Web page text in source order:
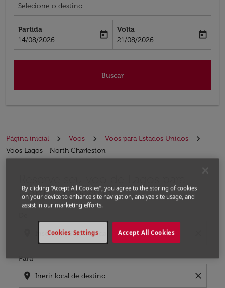
Selecione o destino
Partida
fc-booking-departure-date-aria-label
14/08/2026
today
Volta
fc-booking-return-date-aria-label
21/08/2026
today
Buscar
Página inicial Voos
Voos para Estados Unidos
Voos Lagos - North Charleston
North Charleston
Para
location_on close
By clicking “Accept All Cookies”, you agree to the storing of cookies
on your device to enhance site navigation, analyze site usage, and
assist in our marketing efforts.
Accept All Cookies
Cookies Settings